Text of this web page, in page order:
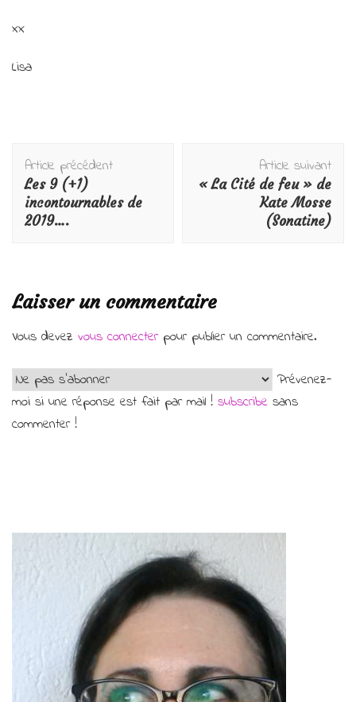
xx
Lisa
Navigation
d'article
Article précédent
Les 9 (+1)
incontournables de
2019….
Article suivant
« La Cité de feu » de
Kate Mosse
(Sonatine)
Laisser un commentaire
Vous devez vous connecterpour publier un commentaire.
Prévenez-
moi si une réponse est fait par mail ! subscribe sans
commenter !